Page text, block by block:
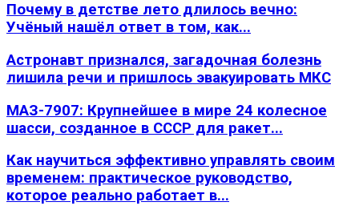
Почему в детстве лето длилось вечно:
Учёный нашёл ответ в том, как...
Астронавт признался, загадочная болезнь
лишила речи и пришлось эвакуировать МКС
МАЗ-7907: Крупнейшее в мире 24 колесное
шасси, созданное в СССР для ракет...
Как научиться эффективно управлять своим
временем: практическое руководство,
которое реально работает в...